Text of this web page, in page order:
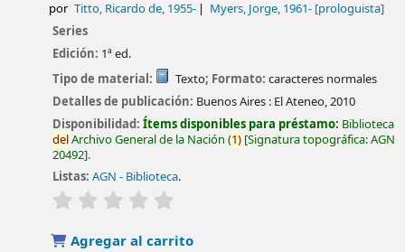
por Titto, Ricardo de, 1955- Myers, Jorge, 1961-[prologuista]
Series
Edición: 1ª ed.
Tipo de material:
Texto; Formato: caracteres normales
Detalles de publicación: Buenos Aires : El Ateneo,2010
Disponibilidad:Ítems disponibles para préstamo: Biblioteca
delArchivo General de la Nación (1) Signatura topográfica:AGN
20492 .
Listas: AGN - Biblioteca.
valoración
Agregar al carrito